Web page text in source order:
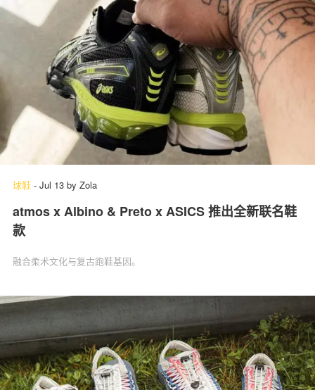
球鞋 - Jul 13 by Zola
atmos x Albino & Preto x ASICS 推出全新联名鞋
款
融合柔术文化与复古跑鞋基因。